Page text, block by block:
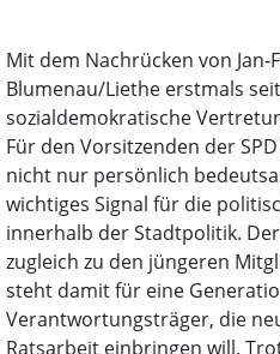
Mit dem Nachrücken von
Blumenau/Liethe erstmals
sozialdemokratische
Für den Vorsitzenden der
nicht nur persönlich
wichtiges Signal für die
innerhalb der Stadtpolitik.
zugleich zu den jüngeren
steht damit für eine
Verantwortungsträger, die
Ratsarbeit einbringen will.